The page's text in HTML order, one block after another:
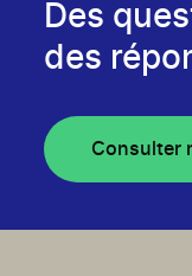
Des
des
Consulter